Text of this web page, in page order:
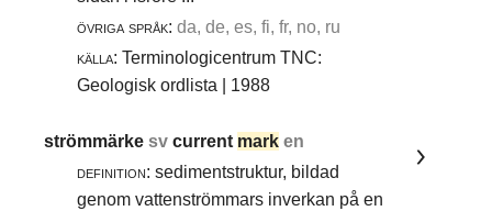
övriga språk: da, de, es, fi, fr, no, ru
källa: Terminologicentrum TNC:
Geologisk ordlista | 1988
strömmärkesvcurrent mark en
definition: sedimentstruktur, bildad
genom vattenströmmars inverkan på en